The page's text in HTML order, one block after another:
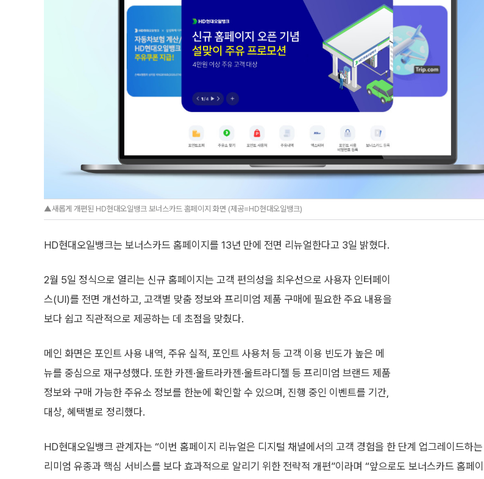
▲새롭게 개편된 HD현대오일뱅크 보너스카드 홈페이지 화면 (제공=HD현대오일뱅크)
HD현대오일뱅크는 보너스카드 홈페이지를 13년 만에 전면 리뉴얼한다고 3일 밝혔다.
2월 5일 정식으로 열리는 신규 홈페이지는 고객 편의성을 최우선으로 사용자 인터페이
스(UI)를 전면 개선하고, 고객별 맞춤 정보와 프리미엄 제품 구매에 필요한 주요 내용을
보다 쉽고 직관적으로 제공하는 데 초점을 맞췄다.
메인 화면은 포인트 사용 내역, 주유 실적, 포인트 사용처 등 고객 이용 빈도가 높은 메
뉴를 중심으로 재구성했다. 또한 카젠·울트라카젠·울트라디젤 등 프리미엄 브랜드 제품
정보와 구매 가능한 주유소 정보를 한눈에 확인할 수 있으며, 진행 중인 이벤트를 기간,
대상, 혜택별로 정리했다.
HD현대오일뱅크 관계자는 “이번 홈페이지 리뉴얼은 디지털 채널에서의 고객 경험을 한 단계 업그레이드하
리미엄 유종과 핵심 서비스를 보다 효과적으로 알리기 위한 전략적 개편”이라며 “앞으로도 보너스카드 홈페